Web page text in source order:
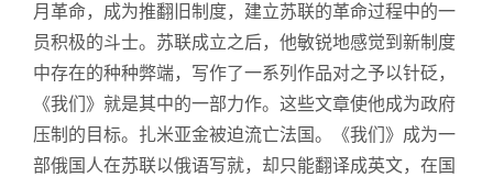
月革命，成为推翻旧制度，建立苏联的革命过程中的一
员积极的斗士。苏联成立之后，他敏锐地感觉到新制度
中存在的种种弊端，写作了一系列作品对之予以针砭，
《我们》就是其中的一部力作。这些文章使他成为政府
压制的目标。扎米亚金被迫流亡法国。《我们》成为一
部俄国人在苏联以俄语写就，却只能翻译成英文，在国